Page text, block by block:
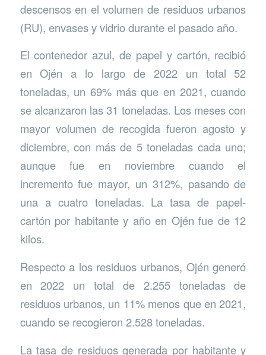
descensos en el volumen de residuos urbanos
(RU), envases y vidrio durante el pasado año.
El contenedor azul, de papel y cartón, recibió
en Ojén a lo largo de 2022 un total 52
toneladas, un 69% más que en 2021, cuando
se alcanzaron las 31 toneladas. Los meses con
mayor volumen de recogida fueron agosto y
diciembre, con más de 5 toneladas cada uno;
aunque fue en noviembre cuando el
incremento fue mayor, un 312%, pasando de
una a cuatro toneladas. La tasa de papel-
cartón por habitante y año en Ojén fue de 12
kilos.
Respecto a los residuos urbanos, Ojén generó
en 2022 un total de 2.255 toneladas de
residuos urbanos, un 11% menos que en 2021,
cuando se recogieron 2.528 toneladas.
La tasa de residuos generada por habitante y